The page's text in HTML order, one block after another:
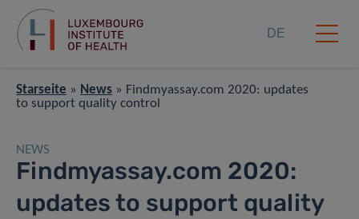
DE
Starseite » News » Findmyassay.com 2020: updates
to support quality control
NEWS
Findmyassay.com 2020:
updates to support quality